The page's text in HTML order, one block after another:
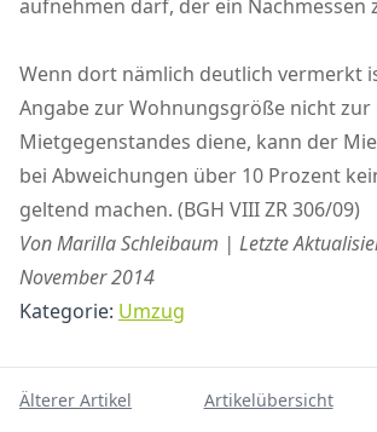
aufnehmen darf, der ein Nachmessen
Wenn dort nämlich deutlich vermerkt
Angabe zur Wohnungsgröße nicht zur
Mietgegenstandes diene, kann der
bei Abweichungen über 10 Prozent
geltend machen. (BGH VIII ZR 306/09)
Von Marilla Schleibaum | Letzte
November 2014
Kategorie: Umzug
Älterer Artikel Artikelübersicht